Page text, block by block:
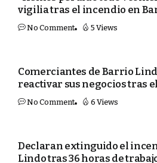
vigilia tras el incendio en
No Comment 5 Views
Comerciantes de Barrio
reactivar sus negocios tras
No Comment 6 Views
Declaran extinguido el
Lindo tras 36 horas de